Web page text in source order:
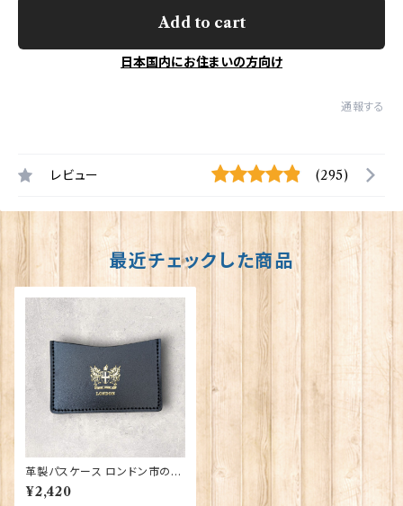
Add to cart
日本国内にお住まいの方向け
通報する
レビュー (295)
最近チェックした商品
革製パスケース ロンドン市の紋
章入り【Black】R.C.Brady 90
381-Black
¥2,420